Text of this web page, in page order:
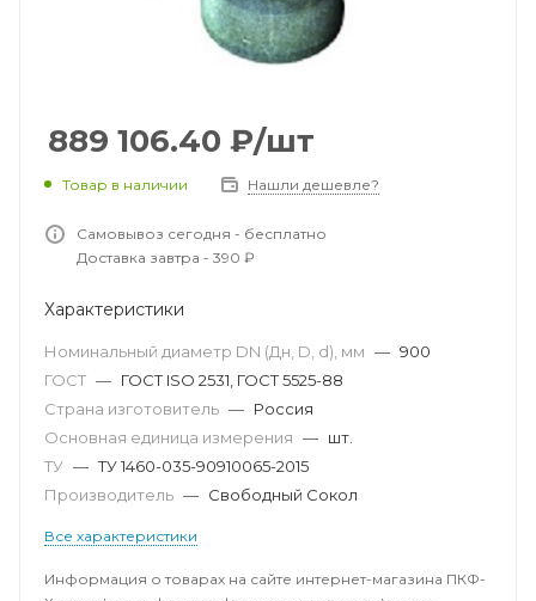
889 106.40 ₽/шт
Товар в наличии Нашли дешевле?
Самовывоз сегодня - бесплатно
Доставка завтра - 390 ₽
Характеристики
Номинальный диаметр DN (Дн, D, d), мм — 900
ГОСТ — ГОСТ ISO 2531, ГОСТ 5525-88
Страна изготовитель — Россия
Основная единица измерения — шт.
ТУ — ТУ 1460-035-90910065-2015
Производитель — Свободный Сокол
Все характеристики
Информация о товарах на сайте интернет-магазина ПКФ-